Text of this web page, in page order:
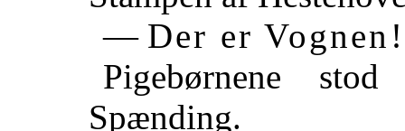
— Der er Vognen!
Pigebørnene
Spænding.